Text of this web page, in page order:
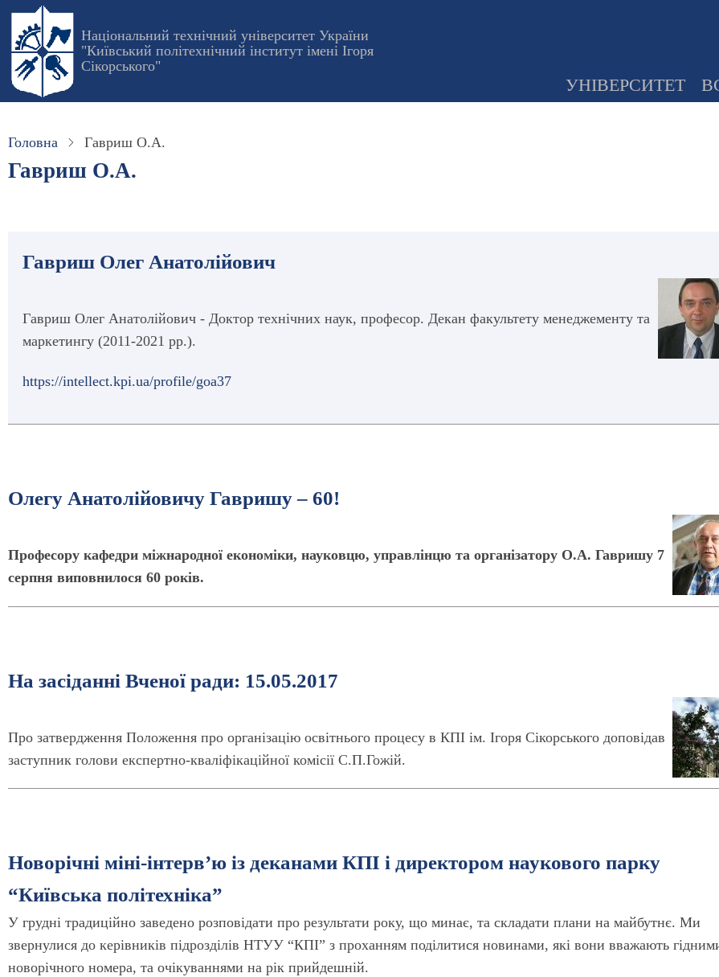
Перейти
основного
вмісту
Національний технічний університет України
"Київський політехнічний інститут імені Ігоря
Сікорського"
УНІВЕРСИТЕТ
Головна Гавриш О.А.
Гавриш О.А.
Гавриш Олег Анатолійович
Гавриш Олег Анатолійович - Доктор технічних наук, професор. Декан факультету менеджементу та
маркетингу (2011-2021 pp.).
https://intellect.kpi.ua/profile/goa37
Олегу Анатолійовичу Гавришу – 60!
Професору кафедри міжнародної економіки, науковцю, управлінцю та організатору О.А. Гавришу 7
серпня виповнилося 60 років.
На засіданні Вченої ради: 15.05.2017
Про затвердження Положення про організацію освітнього процесу в КПІ ім. Ігоря Сікорського доповідав
заступник голови експертно-кваліфікаційної комісії С.П.Гожій.
Новорічні міні-інтерв’ю із деканами КПІ і директором наукового парку
“Київська політехніка”
У грудні традиційно заведено розповідати про результати року, що минає, та складати плани на майбутнє. Ми
звернулися до керівників підрозділів НТУУ “КПІ” з проханням поділитися новинами, які вони вважають
новорічного номера, та очікуваннями на рік прийдешній.